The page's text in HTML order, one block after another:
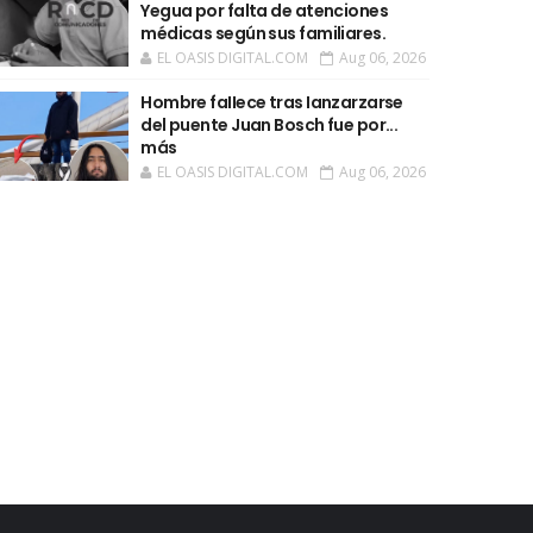
Yegua por falta de atenciones
médicas según sus familiares.
EL OASIS DIGITAL.COM Aug 06, 2026
Hombre faIIece tras Ianzarzarse
del puente Juan Bosch fue por...
más
EL OASIS DIGITAL.COM Aug 06, 2026